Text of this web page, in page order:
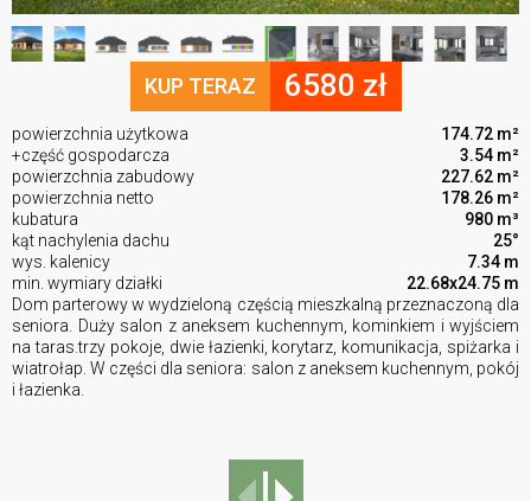
KUP TERAZ 6580 zł
powierzchnia użytkowa
174.72 m²
+część gospodarcza
3.54 m²
powierzchnia zabudowy
227.62 m²
powierzchnia netto
178.26 m²
kubatura
980 m³
kąt nachylenia dachu
25°
wys. kalenicy
7.34 m
min. wymiary działki
22.68x24.75 m
Dom parterowy w wydzieloną częścią mieszkalną przeznaczoną dla
seniora. Duży salon z aneksem kuchennym, kominkiem i wyjściem
na taras.trzy pokoje, dwie łazienki, korytarz, komunikacja, spiżarka i
wiatrołap. W części dla seniora: salon z aneksem kuchennym, pokój
i łazienka.